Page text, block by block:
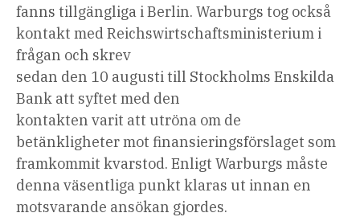
fanns tillgängliga i Berlin. Warburgs tog också
kontakt med Reichswirtschaftsministerium i
frågan och skrev
sedan den 10 augusti till Stockholms Enskilda
Bank att syftet med den
kontakten varit att utröna om de
betänkligheter mot finansieringsförslaget som
framkommit kvarstod. Enligt Warburgs måste
denna väsentliga punkt klaras ut innan en
motsvarande ansökan gjordes.